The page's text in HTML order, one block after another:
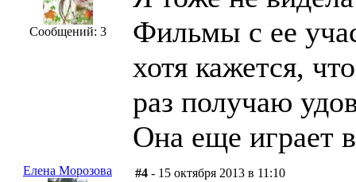
Сообщений: 3
Фильмы с ее
хотя кажется,
раз получаю
Она еще играет
Елена Морозова #4 - 15 октября 2013 в 11:10